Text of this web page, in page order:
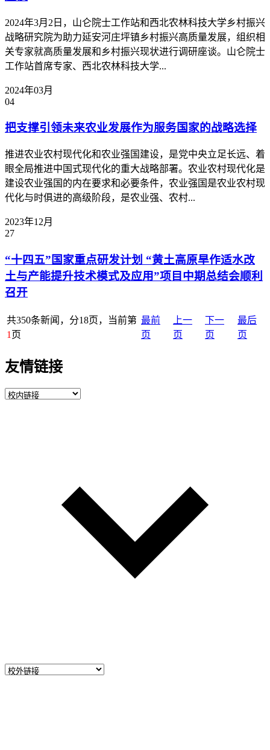
2024年3月2日，山仑院士工作站和西北农林科技大学乡村振兴
战略研究院为助力延安河庄坪镇乡村振兴高质量发展，组织相
关专家就高质量发展和乡村振兴现状进行调研座谈。山仑院士
工作站首席专家、西北农林科技大学...
2024年03月
04
把支撑引领未来农业发展作为服务国家的战略选择
推进农业农村现代化和农业强国建设，是党中央立足长远、着
眼全局推进中国式现代化的重大战略部署。农业农村现代化是
建设农业强国的内在要求和必要条件，农业强国是农业农村现
代化与时俱进的高级阶段，是农业强、农村...
2023年12月
27
“十四五”国家重点研发计划 “黄土高原旱作适水改
土与产能提升技术模式及应用”项目中期总结会顺利
召开
共350条新闻，分18页，当前第
1页
最前
页
上一
页
下一
页
最后
页
友情链接